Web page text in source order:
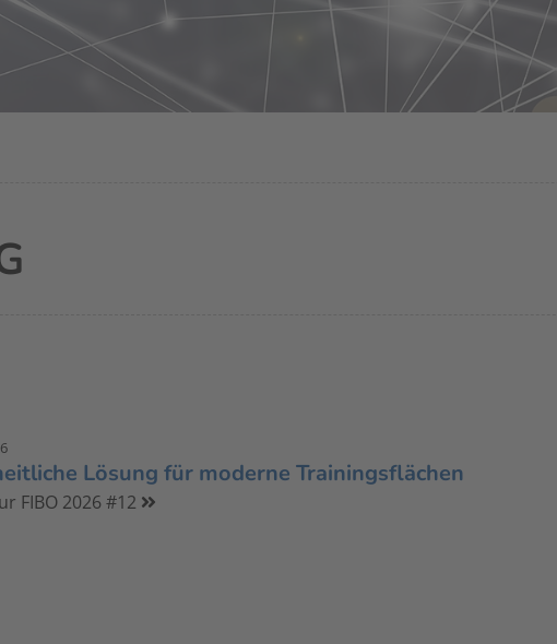
Lösung für moderne Trainingsflächen
FIBO 2026 #12